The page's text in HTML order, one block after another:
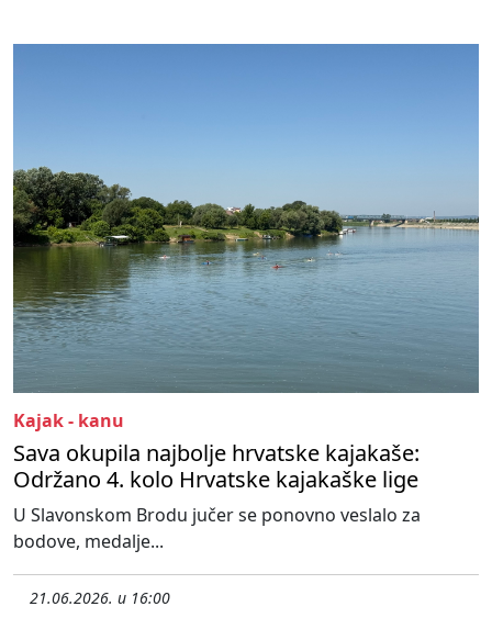
Kajak - kanu
Sava okupila najbolje hrvatske kajakaše:
Održano 4. kolo Hrvatske kajakaške lige
U Slavonskom Brodu jučer se ponovno veslalo za
bodove, medalje...
21.06.2026. u 16:00